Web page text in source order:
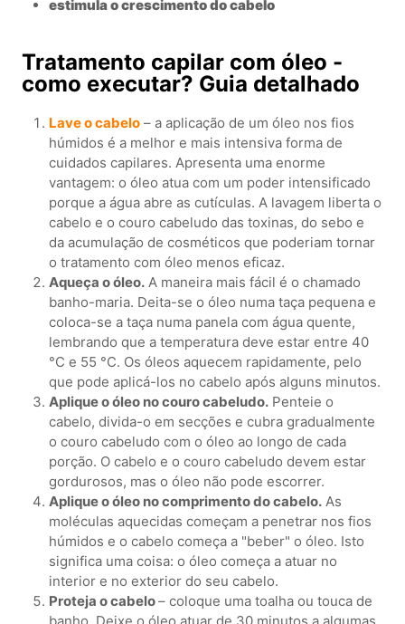
estimula o crescimento do cabelo
Tratamento capilar com óleo -
como executar? Guia detalhado
Lave o cabelo – a aplicação de um óleo nos fios
húmidos é a melhor e mais intensiva forma de
cuidados capilares. Apresenta uma enorme
vantagem: o óleo atua com um poder intensificado
porque a água abre as cutículas. A lavagem liberta o
cabelo e o couro cabeludo das toxinas, do sebo e
da acumulação de cosméticos que poderiam tornar
o tratamento com óleo menos eficaz.
Aqueça o óleo. A maneira mais fácil é o chamado
banho-maria. Deita-se o óleo numa taça pequena e
coloca-se a taça numa panela com água quente,
lembrando que a temperatura deve estar entre 40
°C e 55 °C. Os óleos aquecem rapidamente, pelo
que pode aplicá-los no cabelo após alguns minutos.
Aplique o óleo no couro cabeludo. Penteie o
cabelo, divida-o em secções e cubra gradualmente
o couro cabeludo com o óleo ao longo de cada
porção. O cabelo e o couro cabeludo devem estar
gordurosos, mas o óleo não pode escorrer.
Aplique o óleo no comprimento do cabelo. As
moléculas aquecidas começam a penetrar nos fios
húmidos e o cabelo começa a "beber" o óleo. Isto
significa uma coisa: o óleo começa a atuar no
interior e no exterior do seu cabelo.
Proteja o cabelo– coloque uma toalha ou touca de
banho. Deixe o óleo atuar de 30 minutos a algumas